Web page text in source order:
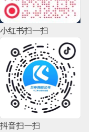
2022年9月(135)
2022年8月(60)
2022年7月(111)
2022年6月(162)
2022年5月(143)
2022年4月(86)
小红书扫一扫
抖音扫一扫